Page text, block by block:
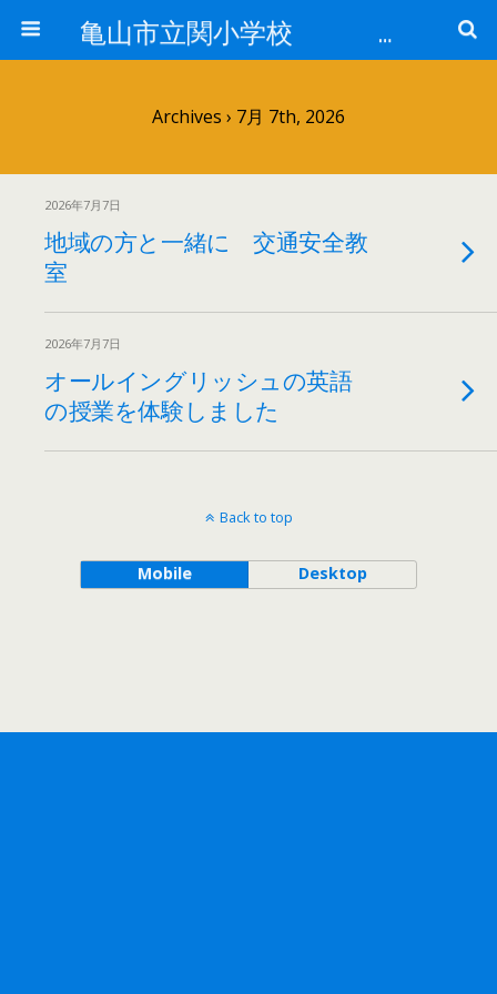
亀山市立関小学校 全校で「そろえる」取組
Archives › 7月 7th, 2026
2026年7月7日
地域の方と一緒に 交通安全教
室
2026年7月7日
オールイングリッシュの英語
の授業を体験しました
Back to top
Mobile Desktop